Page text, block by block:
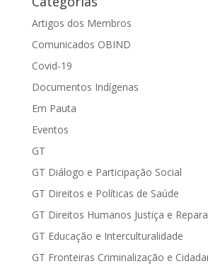
Artigos dos Membros
Comunicados OBIND
Covid-19
Documentos Indígenas
Em Pauta
Eventos
GT
GT Diálogo e Participação Social
GT Direitos e Políticas de Saúde
GT Direitos Humanos Justiça e
GT Educação e Interculturalidade
GT Fronteiras Criminalização e